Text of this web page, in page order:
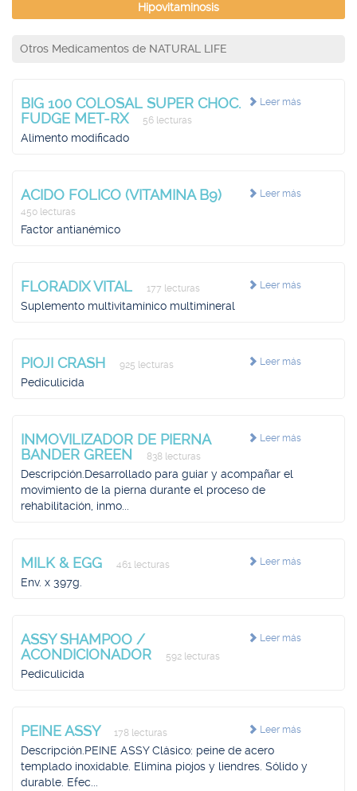
Hipovitaminosis
Otros Medicamentos de NATURAL LIFE
Leer más
BIG 100 COLOSAL SUPER CHOC.
FUDGE MET-RX
56 lecturas
Alimento modificado
Leer más
ACIDO FOLICO (VITAMINA B9)
450 lecturas
Factor antianémico
Leer más
FLORADIX VITAL 177 lecturas
Suplemento multivitamínico multimineral
Leer más
PIOJI CRASH 925 lecturas
Pediculicida
Leer más
INMOVILIZADOR DE PIERNA
BANDER GREEN
838 lecturas
Descripción.Desarrollado para guiar y acompañar el
movimiento de la pierna durante el proceso de
rehabilitación, inmo...
Leer más
MILK & EGG 461 lecturas
Env. x 397g.
Leer más
ASSY SHAMPOO /
ACONDICIONADOR
592 lecturas
Pediculicida
Leer más
PEINE ASSY 178 lecturas
Descripción.PEINE ASSY Clásico: peine de acero
templado inoxidable. Elimina piojos y liendres. Sólido y
durable. Efec...